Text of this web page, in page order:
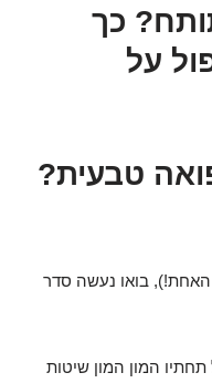
כך
על
טבעית?
האחת!), בואו נעשה סדר
המון המון שיטות